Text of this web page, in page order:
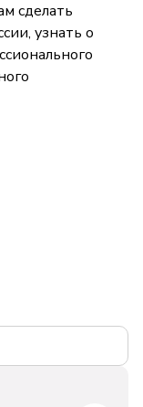
сделать
узнать о